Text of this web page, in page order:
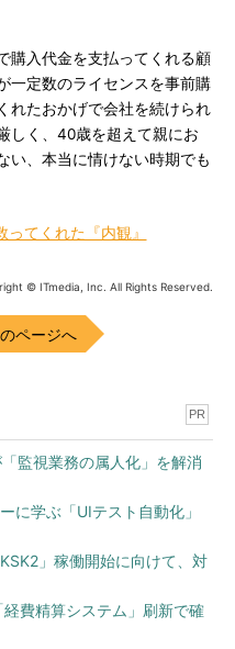
購入代金を支払ってくれる顧
一定数のライセンスを事前購
れたおかげで会社を続けられ
しく、40歳を超えて親にお
い、本当に情けない時期でも
ってくれた『内観』
© ITmedia, Inc. All Rights Reserved.
ページへ
PR
監視業務の属人化」を解消
に学ぶ「UIテスト自動化」
」稼働開始に向けて、対
費精算システム」刷新で確